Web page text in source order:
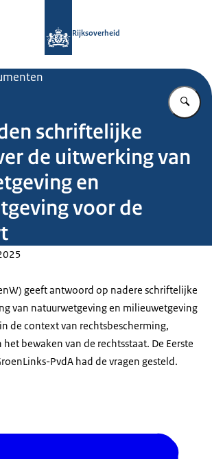
Rijksoverheid
schriftelijke
de uitwerking van
en
voor de
geeft antwoord op nadere schriftelijke
van natuurwetgeving en milieuwetgeving
de context van rechtsbescherming,
bewaken van de rechtsstaat. De Eerste
PvdA had de vragen gesteld.